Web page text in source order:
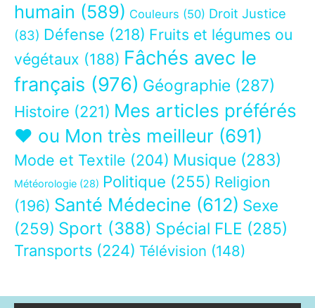
humain (589) Couleurs (50) Droit Justice
(83) Défense (218) Fruits et légumes ou
végétaux (188) Fâchés avec le
français (976) Géographie (287)
Histoire (221) Mes articles préférés
❤ ou Mon très meilleur (691)
Mode et Textile (204) Musique (283)
Météorologie (28) Politique (255) Religion
(196) Santé Médecine (612) Sexe
(259) Sport (388) Spécial FLE (285)
Transports (224) Télévision (148)